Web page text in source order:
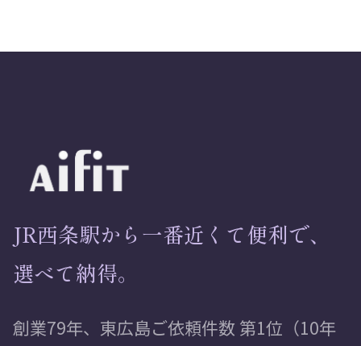
JR西条駅から一番近くて便利で、
選べて納得。
創業79年、東広島ご依頼件数 第1位（10年